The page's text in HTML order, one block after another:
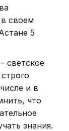
своем
5
светское
и в
что
знания.